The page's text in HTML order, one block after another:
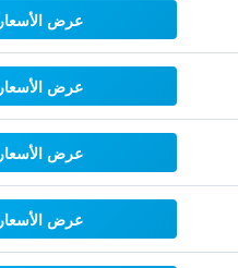
عرض الأسعار
عرض الأسعار
عرض الأسعار
عرض الأسعار